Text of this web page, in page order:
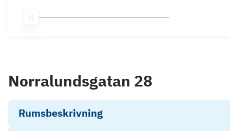
Norralundsgatan 28
Rumsbeskrivning